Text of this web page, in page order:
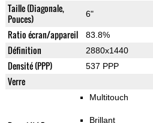
Taille (Diagonale,
Pouces)
6"
Ratio écran/appareil 83.8%
Définition 2880x1440
Densité (PPP) 537 PPP
Verre
Multitouch
Brillant